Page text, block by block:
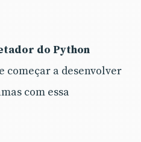
do Python
começar a desenvolver
com essa